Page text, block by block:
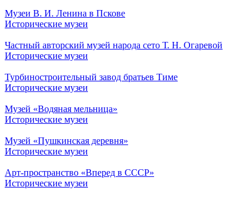
Музеи В. И. Ленина в Пскове
Исторические музеи
Частный авторский музей народа сето Т. Н. Огаревой
Исторические музеи
Турбиностроительный завод братьев Тиме
Исторические музеи
Музей «Водяная мельница»
Исторические музеи
Музей «Пушкинская деревня»
Исторические музеи
Арт-пространство «Вперед в СССР»
Исторические музеи